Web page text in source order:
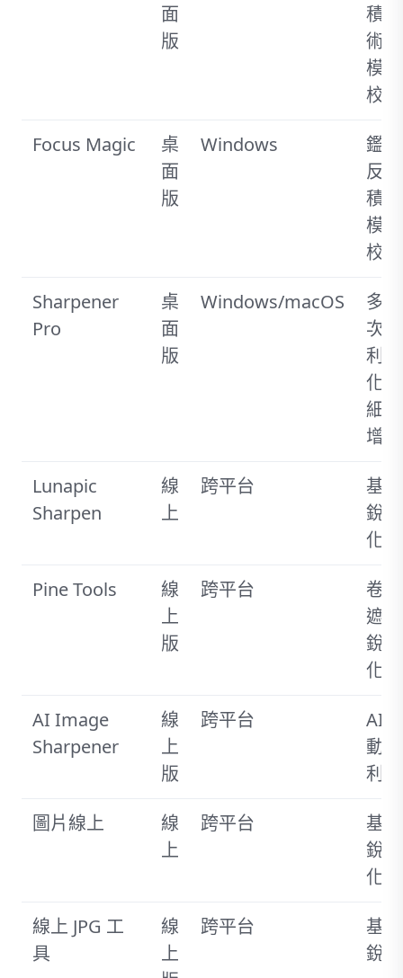
面
版
積技
術，
模糊
校正
Focus Magic
桌
面
版
Windows
鑑識
反褶
積，
模糊
校正
Sharpener
Pro
桌
面
版
Windows/macOS
多層
次銳
利
化，
細節
增強
Lunapic
Sharpen
線
上
跨平台
基本
銳利
化
Pine Tools
線​​
上
版
跨平台
卷積
遮罩
銳利
化
AI Image
Sharpener
線​​
上
版
跨平台
AI驅
動銳
利化
圖片線上
線
上
跨平台
基本
銳利
化
線上 JPG 工
具
線​​
上
跨平台
基本
銳化